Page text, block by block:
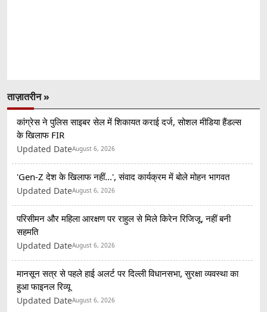
ताज़ातरीन »
कांग्रेस ने पुलिस साइबर सेल में शिकायत कराई दर्ज, सोशल मीडिया हैंडल्स
के खिलाफ FIR
Updated DateAugust 6, 2026
'Gen-Z देश के खिलाफ नहीं...', संवाद कार्यक्रम में बोले मोहन भागवत
Updated DateAugust 6, 2026
परिसीमन और महिला आरक्षण पर राहुल से मिले किरेन रिजिजू, नहीं बनी
सहमति
Updated DateAugust 6, 2026
मानसून सत्र से पहले हाई अलर्ट पर दिल्ली विधानसभा, सुरक्षा व्यवस्था का
हुआ फाइनल रिव्यू
Updated DateAugust 6, 2026